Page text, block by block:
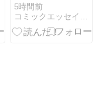
自転車デビュ
ー
5時間前